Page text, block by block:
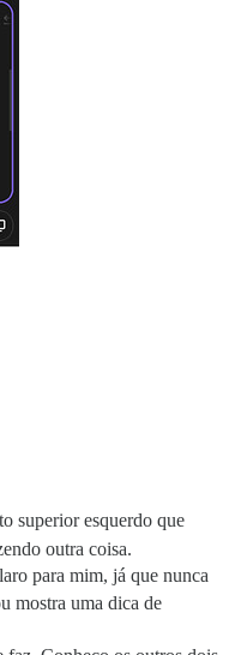
superior esquerdo que
outra coisa.
para mim, já que nunca
mostra uma dica de